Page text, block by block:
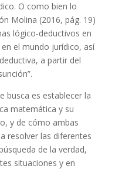
O como bien lo
Molina (2016, pág. 19)
lógico-deductivos en
el mundo jurídico, así
a partir del
busca es establecer la
matemática y su
y de cómo ambas
resolver las diferentes
de la verdad,
situaciones y en